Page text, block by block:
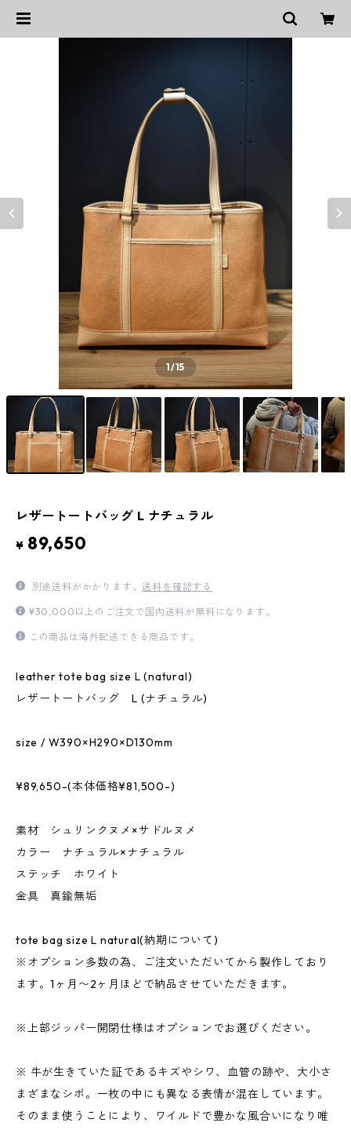
1/15
レザートートバッグ L ナチュラル
¥ 89,650
別途送料がかかります。送料を確認する
¥30,000以上のご注文で国内送料が無料になります。
この商品は海外配送できる商品です。
leather tote bag size L (natural)
レザートートバッグ L (ナチュラル)
size / W390×H290×D130mm
¥89,650-(本体価格¥81,500-)
素材 シュリンクヌメ×サドルヌメ
カラー ナチュラル×ナチュラル
ステッチ ホワイト
金具 真鍮無垢
tote bag size L natural(納期について)
※オプション多数の為、ご注文いただいてから製作しており
ます。1ヶ月〜2ヶ月ほどで納品させていただきます。
※上部ジッパー開閉仕様はオプションでお選びください。
※ 牛が生きていた証であるキズやシワ、血管の跡や、大小さ
まざまなシボ。一枚の中にも異なる表情が混在しています。
そのまま使うことにより、ワイルドで豊かな風合いになり唯